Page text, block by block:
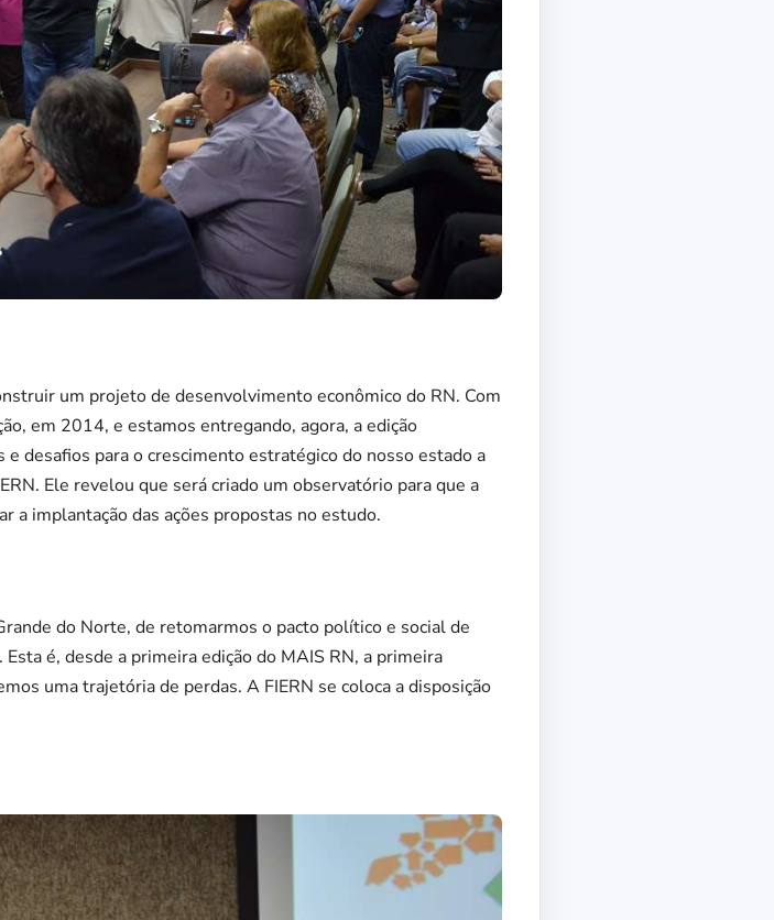
um projeto de desenvolvimento econômico do RN. Com
em 2014, e estamos entregando, agora, a edição
desafios para o crescimento estratégico do nosso estado a
Ele revelou que será criado um observatório para que a
a implantação das ações propostas no estudo.
do Norte, de retomarmos o pacto político e social de
é, desde a primeira edição do MAIS RN, a primeira
uma trajetória de perdas. A FIERN se coloca a disposição